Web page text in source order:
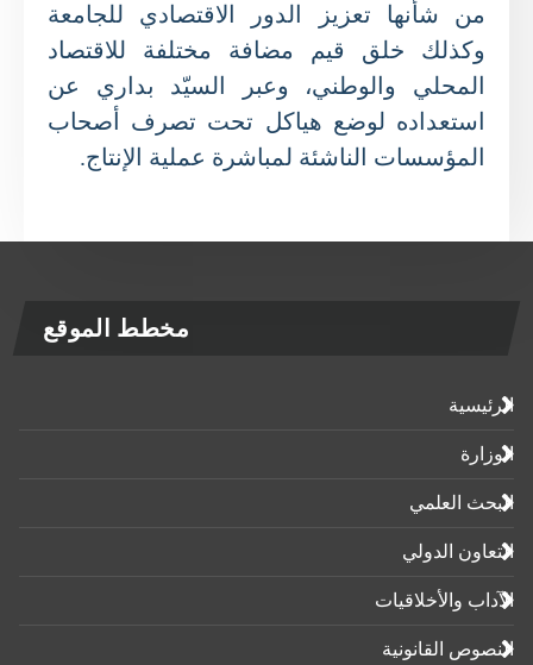
من شأنها تعزيز الدور الاقتصادي للجامعة
وكذلك خلق قيم مضافة مختلفة للاقتصاد
المحلي والوطني، وعبر السيّد بداري عن
استعداده لوضع هياكل تحت تصرف أصحاب
المؤسسات الناشئة لمباشرة عملية الإنتاج.
مخطط الموقع
الرئيسية
الوزارة
البحث العلمي
التعاون الدولي
الآداب واﻷخلاقيات
النصوص القانونية